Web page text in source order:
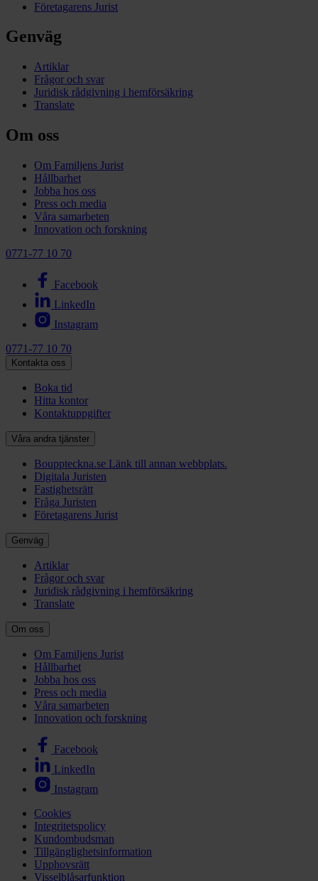
Företagarens Jurist
Genväg
Artiklar
Frågor och svar
Juridisk rådgivning i hemförsäkring
Translate
Om oss
Om Familjens Jurist
Hållbarhet
Jobba hos oss
Press och media
Våra samarbeten
Innovation och forskning
0771-77 10 70
Facebook
LinkedIn
Instagram
0771-77 10 70
Kontakta oss
Boka tid
Hitta kontor
Kontaktuppgifter
Våra andra tjänster
Bouppteckna.se Länk till annan webbplats.
Digitala Juristen
Fastighetsrätt
Fråga Juristen
Företagarens Jurist
Genväg
Artiklar
Frågor och svar
Juridisk rådgivning i hemförsäkring
Translate
Om oss
Om Familjens Jurist
Hållbarhet
Jobba hos oss
Press och media
Våra samarbeten
Innovation och forskning
Facebook
LinkedIn
Instagram
Cookies
Integritetspolicy
Kundombudsman
Tillgänglighetsinformation
Upphovsrätt
Visselblåsarfunktion